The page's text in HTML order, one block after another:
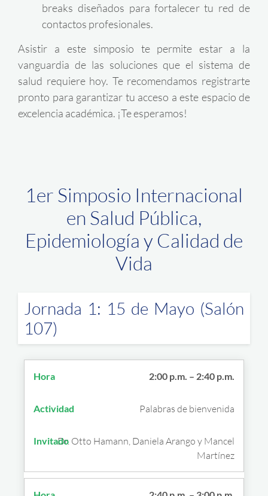
breaks diseñados para fortalecer tu red de
contactos profesionales.
Asistir a este simposio te permite estar a la
vanguardia de las soluciones que el sistema de
salud requiere hoy. Te recomendamos registrarte
pronto para garantizar tu acceso a este espacio de
excelencia académica. ¡Te esperamos!
1er Simposio Internacional
en Salud Pública,
Epidemiología y Calidad de
Vida
Jornada 1: 15 de Mayo (Salón
107)
2:00 p.m. – 2:40 p.m.
Palabras de bienvenida
Dr. Otto Hamann, Daniela Arango y Mancel
Martínez